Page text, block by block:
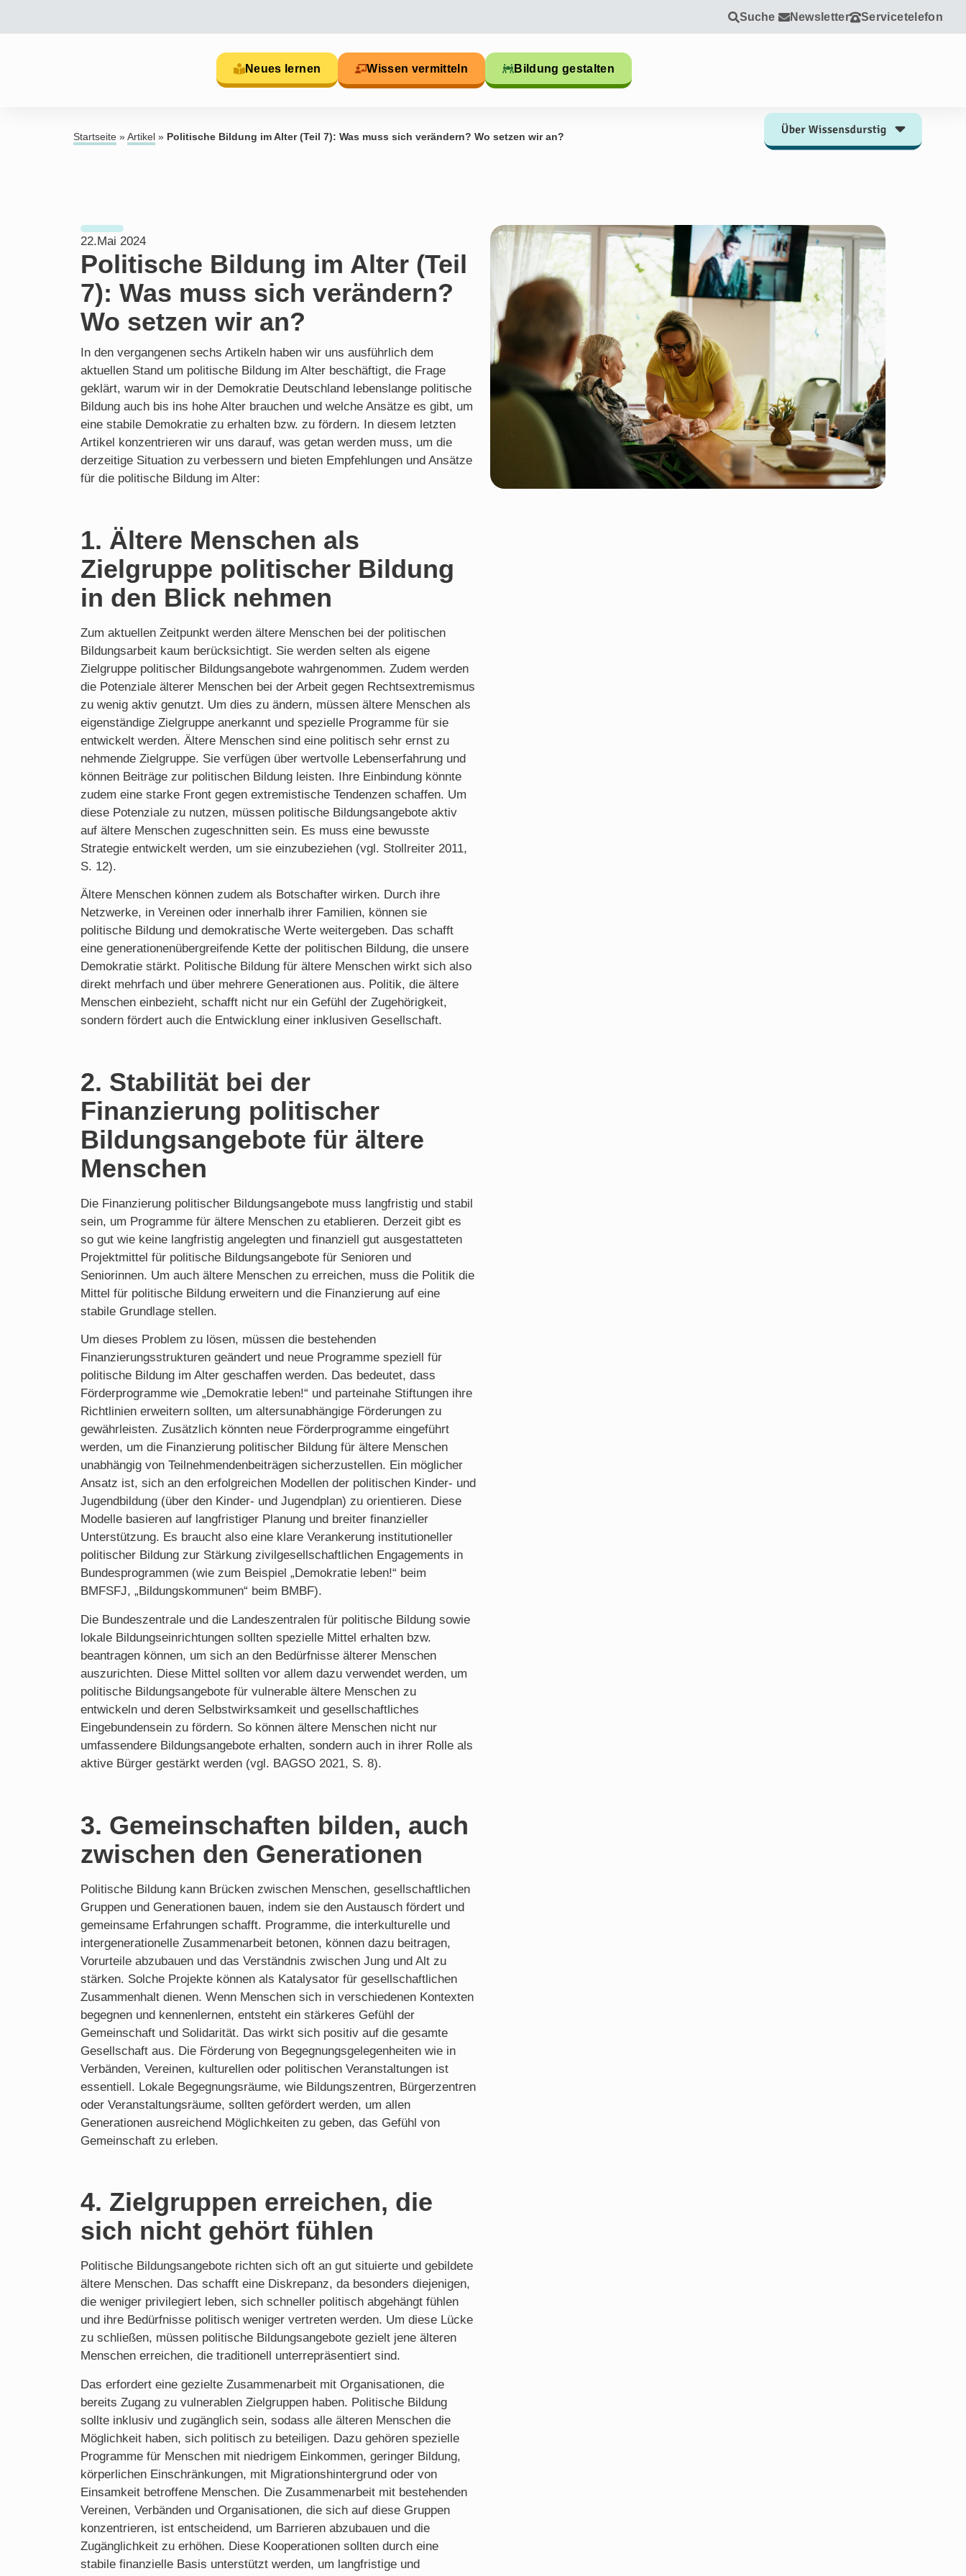
Suche Newsletter Servicetelefon
Neues lernen Wissen vermitteln Bildung gestalten
Startseite » Artikel » Politische Bildung im Alter (Teil 7): Was muss sich verändern? Wo setzen wir an?
22.Mai 2024
Politische Bildung im Alter (Teil
7): Was muss sich verändern?
Wo setzen wir an?
In den vergangenen sechs Artikeln haben wir uns ausführlich dem
aktuellen Stand um politische Bildung im Alter beschäftigt, die Frage
geklärt, warum wir in der Demokratie Deutschland lebenslange politische
Bildung auch bis ins hohe Alter brauchen und welche Ansätze es gibt, um
eine stabile Demokratie zu erhalten bzw. zu fördern. In diesem letzten
Artikel konzentrieren wir uns darauf, was getan werden muss, um die
derzeitige Situation zu verbessern und bieten Empfehlungen und Ansätze
für die politische Bildung im Alter:
1. Ältere Menschen als
Zielgruppe politischer Bildung
in den Blick nehmen
Zum aktuellen Zeitpunkt werden ältere Menschen bei der politischen
Bildungsarbeit kaum berücksichtigt. Sie werden selten als eigene
Zielgruppe politischer Bildungsangebote wahrgenommen. Zudem werden
die Potenziale älterer Menschen bei der Arbeit gegen Rechtsextremismus
zu wenig aktiv genutzt. Um dies zu ändern, müssen ältere Menschen als
eigenständige Zielgruppe anerkannt und spezielle Programme für sie
entwickelt werden. Ältere Menschen sind eine politisch sehr ernst zu
nehmende Zielgruppe. Sie verfügen über wertvolle Lebenserfahrung und
können Beiträge zur politischen Bildung leisten. Ihre Einbindung könnte
zudem eine starke Front gegen extremistische Tendenzen schaffen. Um
diese Potenziale zu nutzen, müssen politische Bildungsangebote aktiv
auf ältere Menschen zugeschnitten sein. Es muss eine bewusste
Strategie entwickelt werden, um sie einzubeziehen (vgl. Stollreiter 2011,
S. 12).
Ältere Menschen können zudem als Botschafter wirken. Durch ihre
Netzwerke, in Vereinen oder innerhalb ihrer Familien, können sie
politische Bildung und demokratische Werte weitergeben. Das schafft
eine generationenübergreifende Kette der politischen Bildung, die unsere
Demokratie stärkt. Politische Bildung für ältere Menschen wirkt sich also
direkt mehrfach und über mehrere Generationen aus. Politik, die ältere
Menschen einbezieht, schafft nicht nur ein Gefühl der Zugehörigkeit,
sondern fördert auch die Entwicklung einer inklusiven Gesellschaft.
2. Stabilität bei der
Finanzierung politischer
Bildungsangebote für ältere
Menschen
Die Finanzierung politischer Bildungsangebote muss langfristig und stabil
sein, um Programme für ältere Menschen zu etablieren. Derzeit gibt es
so gut wie keine langfristig angelegten und finanziell gut ausgestatteten
Projektmittel für politische Bildungsangebote für Senioren und
Seniorinnen. Um auch ältere Menschen zu erreichen, muss die Politik die
Mittel für politische Bildung erweitern und die Finanzierung auf eine
stabile Grundlage stellen.
Um dieses Problem zu lösen, müssen die bestehenden
Finanzierungsstrukturen geändert und neue Programme speziell für
politische Bildung im Alter geschaffen werden. Das bedeutet, dass
Förderprogramme wie „Demokratie leben!“ und parteinahe Stiftungen ihre
Richtlinien erweitern sollten, um altersunabhängige Förderungen zu
gewährleisten. Zusätzlich könnten neue Förderprogramme eingeführt
werden, um die Finanzierung politischer Bildung für ältere Menschen
unabhängig von Teilnehmendenbeiträgen sicherzustellen. Ein möglicher
Ansatz ist, sich an den erfolgreichen Modellen der politischen Kinder- und
Jugendbildung (über den Kinder- und Jugendplan) zu orientieren. Diese
Modelle basieren auf langfristiger Planung und breiter finanzieller
Unterstützung. Es braucht also eine klare Verankerung institutioneller
politischer Bildung zur Stärkung zivilgesellschaftlichen Engagements in
Bundesprogrammen (wie zum Beispiel „Demokratie leben!“ beim
BMFSFJ, „Bildungskommunen“ beim BMBF).
Die Bundeszentrale und die Landeszentralen für politische Bildung sowie
lokale Bildungseinrichtungen sollten spezielle Mittel erhalten bzw.
beantragen können, um sich an den Bedürfnisse älterer Menschen
auszurichten. Diese Mittel sollten vor allem dazu verwendet werden, um
politische Bildungsangebote für vulnerable ältere Menschen zu
entwickeln und deren Selbstwirksamkeit und gesellschaftliches
Eingebundensein zu fördern. So können ältere Menschen nicht nur
umfassendere Bildungsangebote erhalten, sondern auch in ihrer Rolle als
aktive Bürger gestärkt werden (vgl. BAGSO 2021, S. 8).
3. Gemeinschaften bilden, auch
zwischen den Generationen
Politische Bildung kann Brücken zwischen Menschen, gesellschaftlichen
Gruppen und Generationen bauen, indem sie den Austausch fördert und
gemeinsame Erfahrungen schafft. Programme, die interkulturelle und
intergenerationelle Zusammenarbeit betonen, können dazu beitragen,
Vorurteile abzubauen und das Verständnis zwischen Jung und Alt zu
stärken. Solche Projekte können als Katalysator für gesellschaftlichen
Zusammenhalt dienen. Wenn Menschen sich in verschiedenen Kontexten
begegnen und kennenlernen, entsteht ein stärkeres Gefühl der
Gemeinschaft und Solidarität. Das wirkt sich positiv auf die gesamte
Gesellschaft aus. Die Förderung von Begegnungsgelegenheiten wie in
Verbänden, Vereinen, kulturellen oder politischen Veranstaltungen ist
essentiell. Lokale Begegnungsräume, wie Bildungszentren, Bürgerzentren
oder Veranstaltungsräume, sollten gefördert werden, um allen
Generationen ausreichend Möglichkeiten zu geben, das Gefühl von
Gemeinschaft zu erleben.
4. Zielgruppen erreichen, die
sich nicht gehört fühlen
Politische Bildungsangebote richten sich oft an gut situierte und gebildete
ältere Menschen. Das schafft eine Diskrepanz, da besonders diejenigen,
die weniger privilegiert leben, sich schneller politisch abgehängt fühlen
und ihre Bedürfnisse politisch weniger vertreten werden. Um diese Lücke
zu schließen, müssen politische Bildungsangebote gezielt jene älteren
Menschen erreichen, die traditionell unterrepräsentiert sind.
Das erfordert eine gezielte Zusammenarbeit mit Organisationen, die
bereits Zugang zu vulnerablen Zielgruppen haben. Politische Bildung
sollte inklusiv und zugänglich sein, sodass alle älteren Menschen die
Möglichkeit haben, sich politisch zu beteiligen. Dazu gehören spezielle
Programme für Menschen mit niedrigem Einkommen, geringer Bildung,
körperlichen Einschränkungen, mit Migrationshintergrund oder von
Einsamkeit betroffene Menschen. Die Zusammenarbeit mit bestehenden
Vereinen, Verbänden und Organisationen, die sich auf diese Gruppen
konzentrieren, ist entscheidend, um Barrieren abzubauen und die
Zugänglichkeit zu erhöhen. Diese Kooperationen sollten durch eine
stabile finanzielle Basis unterstützt werden, um langfristige und